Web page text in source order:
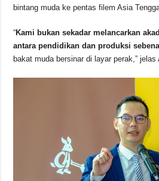
bintang muda ke pentas filem Asia
“Kami bukan sekadar melancarkan
antara pendidikan dan produksi
bakat muda bersinar di layar perak,” jelas